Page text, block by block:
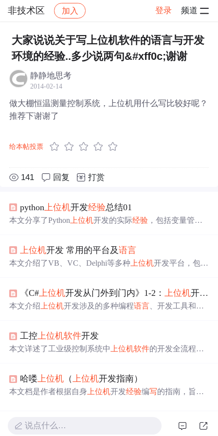
非技术区 加入 登录 频道
社区 非技术区 帖子详情
大家说说关于写上位机软件的语言与开发
环境的经验..多少说两句&#xff0c;谢谢
静静地思考
2014-02-14
做大棚恒温测量控制系统，上位机用什么写比较好呢？
推荐下谢谢了
给本帖投票
141 回复 打赏
python 上位机开发经验总结01
本文分享了Python 上位机开发的实际经验 ，包括变量管
上位机开发 常用的平台及语言
本文介绍了VB、VC、Delphi等多种 上位机开发平台，包括
LabVIEW、Qt、C# WinForm顺序选择，商业软件可考虑C#
WinForm、C# WPF、C++ QT。
《C#上位机开发从门外到门内》1-2：上位机开发
本文介绍 上位机开发涉及的多种编程语言 、开发工具和调
了串口调试助手、逻辑分析仪等调试工具，强调选择合适
技术栈可提升开发效率和系统稳定性。
工控上位机软件开发
本文详述了工业级控制系统中 上位机软件的开发全流程，
性，如数据加密、传输校验以及服务器安全措施。同时，
提到了根据业务需求设计数据库以应对大规模实时数据的
哈喽上位机 （上位机开发指南）
本文档是作者根据自身上位机开发经验编写的指南，旨在
Form的实现代码示例。
说点什么…